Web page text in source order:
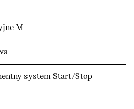
M
system Start/Stop